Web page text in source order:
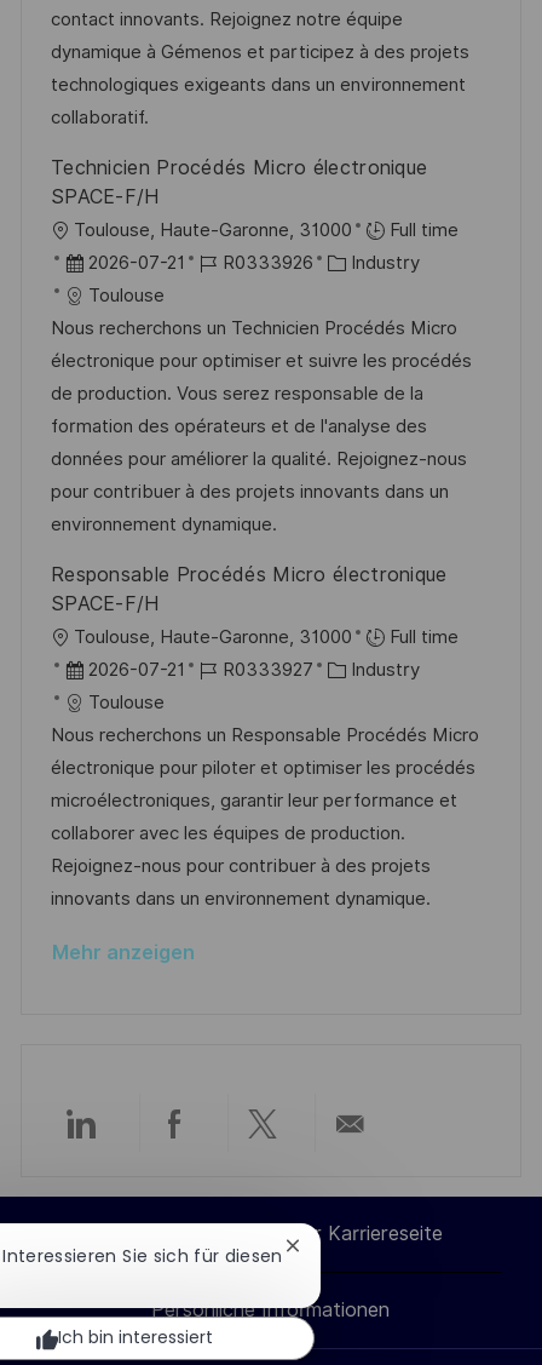
i
u
n
g
m
d
e
e
u
g
I
D
e
g
o
r
e
contact innovants. Rejoignez notre équipe
dynamique à Gémenos et participez à des projets
technologiques exigeants dans un environnement
collaboratif.
Technicien Procédés Micro électronique
SPACE-F/H
O
r
t
Toulouse, Haute-Garonne, 31000
Full time
D
a
t
u
m
d
e
r
V
r
f
e
c
u
2026-07-21
J
b
-
I
D
R0333926
K
t
e
g
o
r
i
Industry
Toulouse
Nous recherchons un Technicien Procédés Micro
électronique pour optimiser et suivre les procédés
de production. Vous serez responsable de la
formation des opérateurs et de l'analyse des
données pour améliorer la qualité. Rejoignez-nous
pour contribuer à des projets innovants dans un
environnement dynamique.
Responsable Procédés Micro électronique
SPACE-F/H
O
r
t
Toulouse, Haute-Garonne, 31000
Full time
D
a
t
u
m
d
e
r
e
e
t
l
i
h
u
2026-07-21
J
b
-
I
D
R0333927
K
t
e
g
o
r
i
Industry
Toulouse
Nous recherchons un Responsable Procédés Micro
électronique pour piloter et optimiser les procédés
microélectroniques, garantir leur performance et
collaborer avec les équipes de production.
Rejoignez-nous pour contribuer à des projets
innovants dans un environnement dynamique.
Mehr anzeigen
Über
LinkedIn
teilen
Über
Facebook
teilen
Über
Twitter
teilen
E-
Mail
teilen
Cookie-Einstellungen der Karriereseite
Persönliche Informationen
Interessieren Sie sich für diesen Chatbot-
Benachrichtigung
schließen
Ich bin interessiert